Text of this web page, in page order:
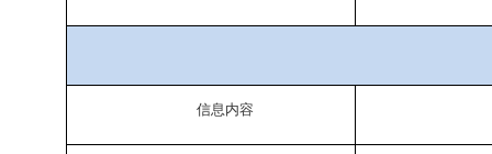
信息内容